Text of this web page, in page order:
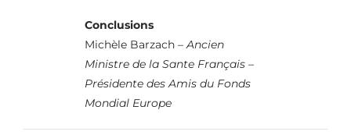
Conclusions
Michèle Barzach – Ancien
Ministre de la Sante Français –
Présidente des Amis du Fonds
Mondial Europe